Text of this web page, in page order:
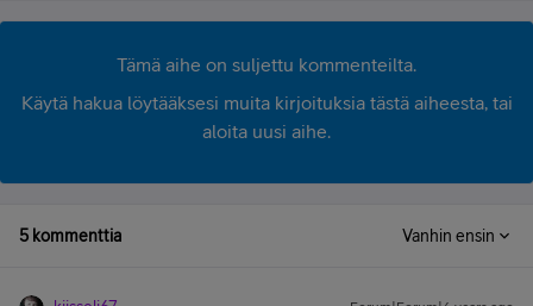
Tämä aihe on suljettu kommenteilta.
Käytä hakua löytääksesi muita kirjoituksia tästä aiheesta, tai
aloita uusi aihe.
5 kommenttia Vanhin ensin